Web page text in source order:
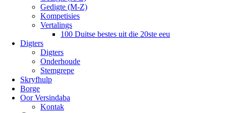
Gedigte (M-Z)
Kompetisies
Vertalings
100 Duitse bestes uit die 20ste eeu
Digters
Digters
Onderhoude
Stemgrepe
Skryfhulp
Borge
Oor Versindaba
Kontak